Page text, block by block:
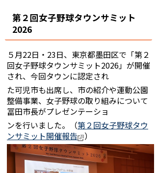
第２回女子野球タウンサミット
2026
５月22日・23日、東京都墨田区で「第２
回女子野球タウンサミット2026」が開催
され、今回タウンに認定され
た可児市も出席し、市の紹介や運動公園
整備事業、女子野球の取り組みについて
冨田市長がプレゼンテーショ
ンを行いました。（第２回女子野球タウ
ンサミット開催報告
）